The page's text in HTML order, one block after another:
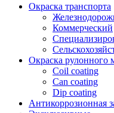
Окраска транспорта
Коммерческий
Окраска рулонного
Coil coating
Can coating
Dip coating
Антикоррозионная